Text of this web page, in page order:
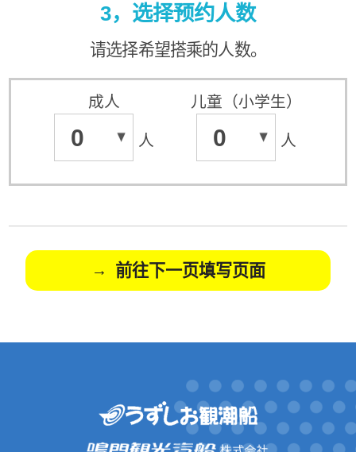
3，选择预约人数
请选择希望搭乘的人数。
成人
0 人
儿童（小学生）
0 人
前往下一页填写页面